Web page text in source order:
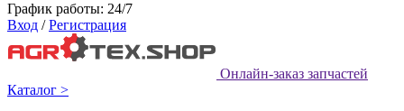
График работы: 24/7
Вход / Регистрация
Онлайн-заказ запчастей
Каталог >